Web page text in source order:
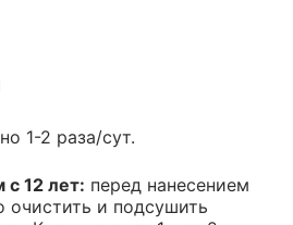
1-2 раза/сут.
12 лет: перед нанесением
очистить и подсушить